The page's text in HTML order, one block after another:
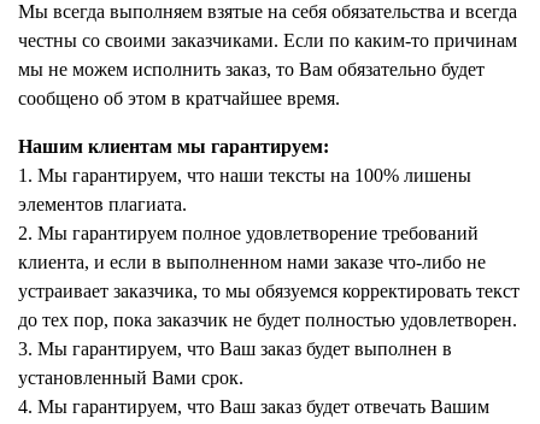
Мы всегда выполняем взятые на себя обязательства и всегда
честны со своими заказчиками. Если по каким-то причинам
мы не можем исполнить заказ, то Вам обязательно будет
сообщено об этом в кратчайшее время.
Нашим клиентам мы гарантируем:
1. Мы гарантируем, что наши тексты на 100% лишены
элементов плагиата.
2. Мы гарантируем полное удовлетворение требований
клиента, и если в выполненном нами заказе что-либо не
устраивает заказчика, то мы обязуемся корректировать текст
до тех пор, пока заказчик не будет полностью удовлетворен.
3. Мы гарантируем, что Ваш заказ будет выполнен в
установленный Вами срок.
4. Мы гарантируем, что Ваш заказ будет отвечать Вашим